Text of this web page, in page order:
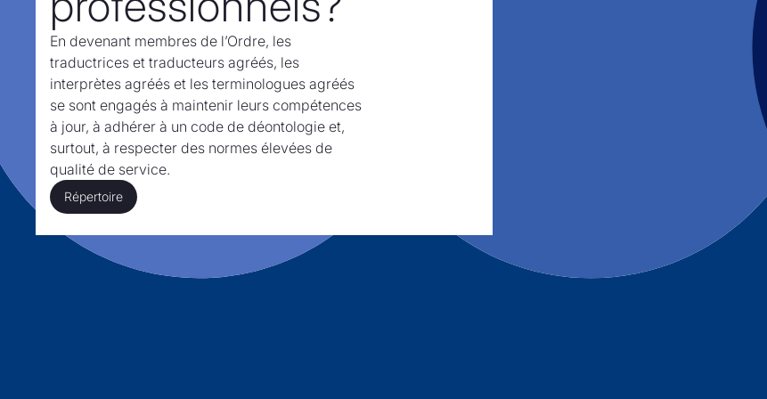
En devenant membres de l’Ordre, les
traductrices et traducteurs agréés, les
interprètes agréés et les terminologues agréés
se sont engagés à maintenir leurs compétences
à jour, à adhérer à un code de déontologie et,
surtout, à respecter des normes élevées de
qualité de service.
Répertoire
Répertoire